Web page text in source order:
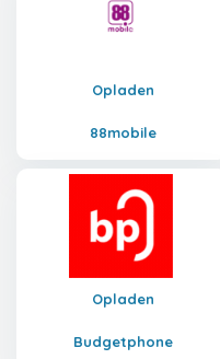
Opladen
88mobile
Opladen
Budgetphone